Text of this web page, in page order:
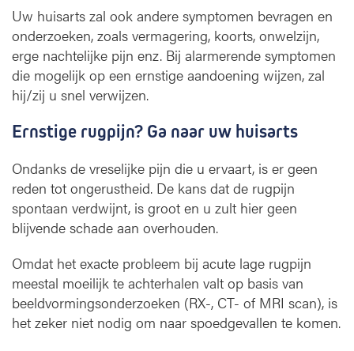
Uw huisarts zal ook andere symptomen bevragen en
onderzoeken, zoals vermagering, koorts, onwelzijn,
erge nachtelijke pijn enz. Bij alarmerende symptomen
die mogelijk op een ernstige aandoening wijzen, zal
hij/zij u snel verwijzen.
Ernstige rugpijn? Ga naar uw huisarts
Ondanks de vreselijke pijn die u ervaart, is er geen
reden tot ongerustheid. De kans dat de rugpijn
spontaan verdwijnt, is groot en u zult hier geen
blijvende schade aan overhouden.
Omdat het exacte probleem bij acute lage rugpijn
meestal moeilijk te achterhalen valt op basis van
beeldvormingsonderzoeken (RX-, CT- of MRI scan), is
het zeker niet nodig om naar spoedgevallen te komen.